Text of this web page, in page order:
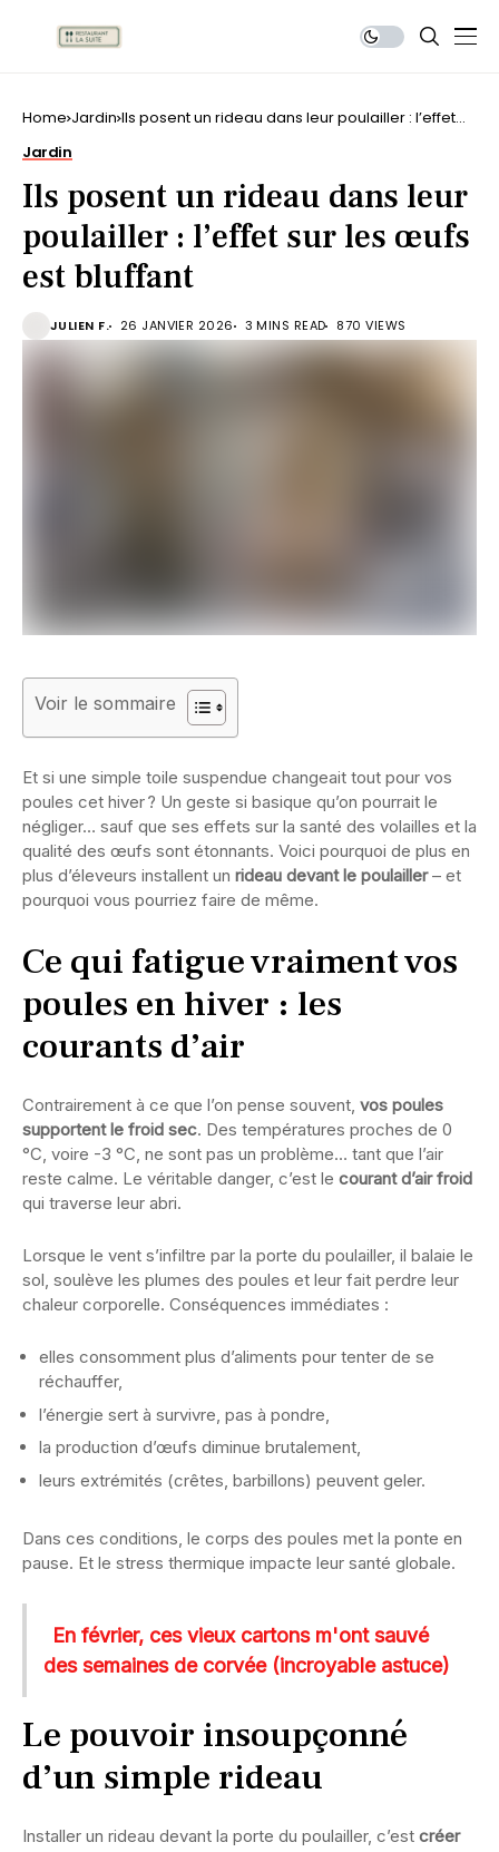
Home Jardin Ils posent un rideau dans leur poulailler : l’effet
Jardin
Ils posent un rideau dans leur
poulailler : l’effet sur les œufs
est bluffant
JULIEN F. 26 JANVIER 2026 3 MINS READ 870 VIEWS
Voir le sommaire
Et si une simple toile suspendue changeait tout pour vos
poules cet hiver ? Un geste si basique qu’on pourrait le
négliger… sauf que ses effets sur la santé des volailles et la
qualité des œufs sont étonnants. Voici pourquoi de plus en
plus d’éleveurs installent un rideau devant le poulailler– et
pourquoi vous pourriez faire de même.
Ce qui fatigue vraiment vos
poules en hiver : les
courants d’air
Contrairement à ce que l’on pense souvent, vos poules
supportent le froid sec. Des températures proches de 0
°C, voire -3 °C, ne sont pas un problème… tant que l’air
reste calme. Le véritable danger, c’est le courant d’air froid
qui traverse leur abri.
Lorsque le vent s’infiltre par la porte du poulailler, il balaie le
sol, soulève les plumes des poules et leur fait perdre leur
chaleur corporelle. Conséquences immédiates :
elles consomment plus d’aliments pour tenter de se
réchauffer,
l’énergie sert à survivre, pas à pondre,
la production d’œufs diminue brutalement,
leurs extrémités (crêtes, barbillons) peuvent geler.
Dans ces conditions, le corps des poules met la ponte en
pause. Et le stress thermique impacte leur santé globale.
En février, ces vieux cartons m'ont sauvé
des semaines de corvée (incroyable astuce)
Le pouvoir insoupçonné
d’un simple rideau
Installer un rideau devant la porte du poulailler, c’est créer